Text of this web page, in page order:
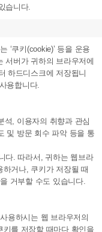
습니다.
‘쿠키(cookie)’ 등을 운용
서버가 귀하의 브라우저에
하드디스크에 저장됩니
용합니다.
석, 이용자의 취향과 관심
및 방문 회수 파악 등을 통
다. 따라서, 귀하는 웹브라
거나, 쿠키가 저장될 때
거부할 수도 있습니다.
용하시는 웹 브라우저의
를 저장할 때마다 확인을